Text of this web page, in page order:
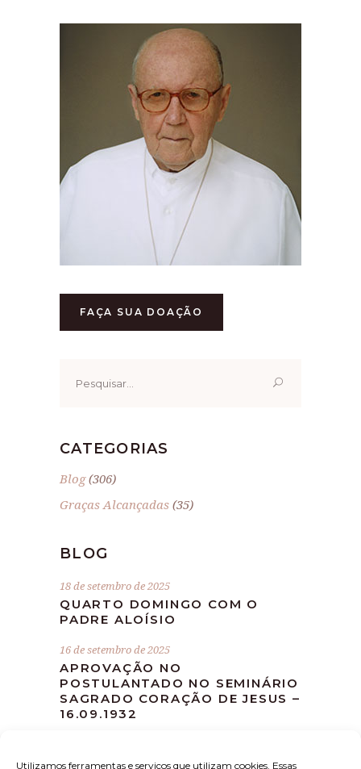
Utilizamos ferramentas e serviços que utilizam cookies. Essas
FAÇA SUA DOAÇÃO
por:
CATEGORIAS
Blog(306)
Graças Alcançadas (35)
BLOG
18 de setembro de 2025
QUARTO DOMINGO COM O
PADRE ALOÍSIO
16 de setembro de 2025
APROVAÇÃO NO
POSTULANTADO NO SEMINÁRIO
SAGRADO CORAÇÃO DE JESUS –
16.09.1932
MISSA DEVOCIONAL MÊS DE